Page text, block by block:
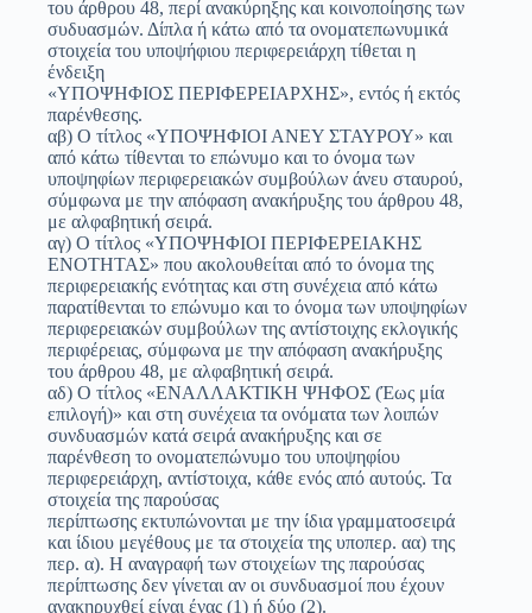
του άρθρου 48, περί ανακύρηξης και κοινοποίησης των
συδυασμών. Δίπλα ή κάτω από τα ονοματεπωνυμικά
στοιχεία του υποψήφιου περιφερειάρχη τίθεται η
ένδειξη
«ΥΠΟΨΗΦΙΟΣ ΠΕΡΙΦΕΡΕΙΑΡΧΗΣ», εντός ή εκτός
παρένθεσης.
αβ) Ο τίτλος «ΥΠΟΨΗΦΙΟΙ ΑΝΕΥ ΣΤΑΥΡΟΥ» και
από κάτω τίθενται το επώνυμο και το όνομα των
υποψηφίων περιφερειακών συμβούλων άνευ σταυρού,
σύμφωνα με την απόφαση ανακήρυξης του άρθρου 48,
με αλφαβητική σειρά.
αγ) Ο τίτλος «ΥΠΟΨΗΦΙΟΙ ΠΕΡΙΦΕΡΕΙΑΚΗΣ
ΕΝΟΤΗΤΑΣ» που ακολουθείται από το όνομα της
περιφερειακής ενότητας και στη συνέχεια από κάτω
παρατίθενται το επώνυμο και το όνομα των υποψηφίων
περιφερειακών συμβούλων της αντίστοιχης εκλογικής
περιφέρειας, σύμφωνα με την απόφαση ανακήρυξης
του άρθρου 48, με αλφαβητική σειρά.
αδ) Ο τίτλος «ΕΝΑΛΛΑΚΤΙΚΗ ΨΗΦΟΣ (Έως μία
επιλογή)» και στη συνέχεια τα ονόματα των λοιπών
συνδυασμών κατά σειρά ανακήρυξης και σε
παρένθεση το ονοματεπώνυμο του υποψηφίου
περιφερειάρχη, αντίστοιχα, κάθε ενός από αυτούς. Τα
στοιχεία της παρούσας
περίπτωσης εκτυπώνονται με την ίδια γραμματοσειρά
και ίδιου μεγέθους με τα στοιχεία της υποπερ. αα) της
περ. α). Η αναγραφή των στοιχείων της παρούσας
περίπτωσης δεν γίνεται αν οι συνδυασμοί που έχουν
ανακηρυχθεί είναι ένας (1) ή δύο (2).